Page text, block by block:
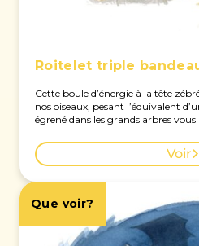
Roitelet triple
Cette boule d’énergie à la tête
nos oiseaux, pesant l’équivalent
égrené dans les grands arbres
par tous ! Voir la carte des
Voir
Que voir?